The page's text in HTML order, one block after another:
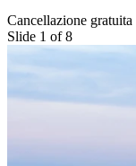
Cancellazione gratuita
Slide 1 of 8